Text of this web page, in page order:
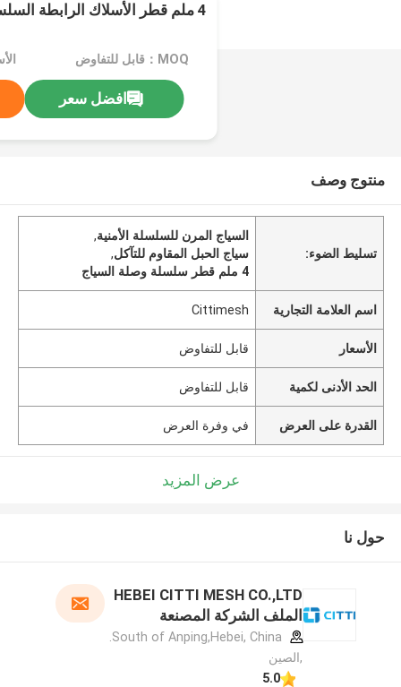
4 ملم قطر الأسلاك الرابطة السلسلة المغلفة
MOQ：قابل للتفاوض
افضل سعر
منتوج وصف
تسليط الضوء:
السياج المرن للسلسلة الأمنية,
سياج الحبل المقاوم للتآكل,
4 ملم قطر سلسلة وصلة السياج
اسم العلامة التجارية Cittimesh
الأسعار قابل للتفاوض
الحد الأدنى لكمية قابل للتفاوض
القدرة على العرض في وفرة العرض
عرض المزيد
حول نا
HEBEI CITTI MESH CO.,LTD
الملف الشركة المصنعة
,الصين
5.0